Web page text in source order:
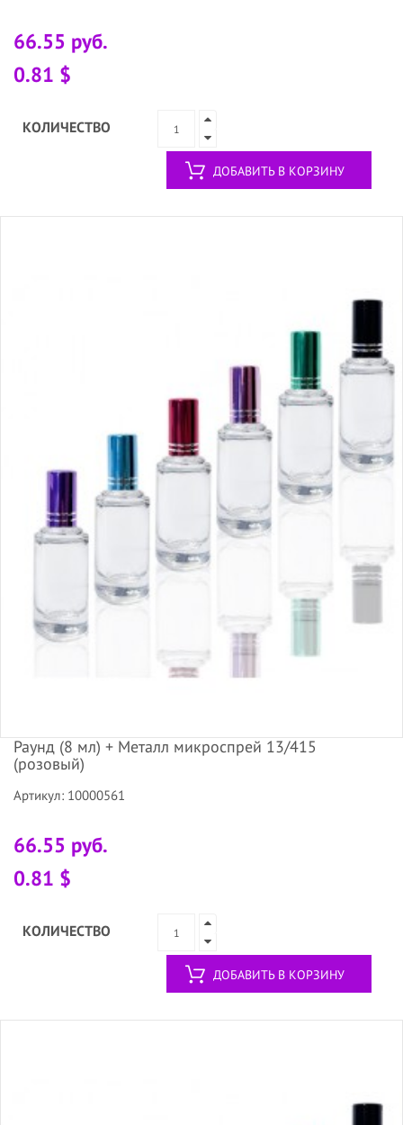
66.55 руб.
0.81 $
КОЛИЧЕСТВО
ДОБАВИТЬ В КОРЗИНУ
Раунд (8 мл) + Металл микроспрей 13/415
(розовый)
Артикул: 10000561
66.55 руб.
0.81 $
КОЛИЧЕСТВО
ДОБАВИТЬ В КОРЗИНУ